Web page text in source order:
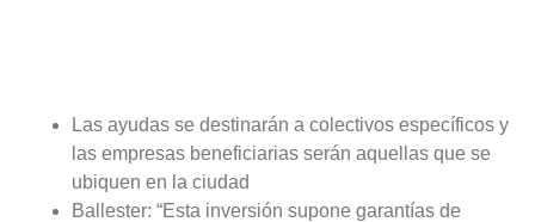
Las ayudas se destinarán a colectivos específicos y
las empresas beneficiarias serán aquellas que se
ubiquen en la ciudad
Ballester: “Esta inversión supone garantías de